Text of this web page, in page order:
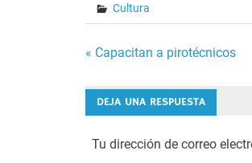
Cultura
Navegación
de
entradas
« Capacitan a pirotécnicos
DEJA UNA RESPUESTA
Tu dirección de correo